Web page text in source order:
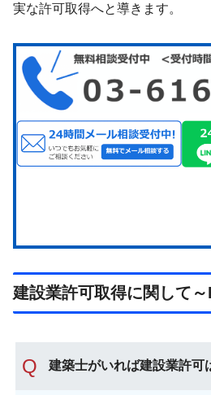
実な許可取得へと導きます。
建設業許可取得に関して～
Q 建築士がいれば建設業許可